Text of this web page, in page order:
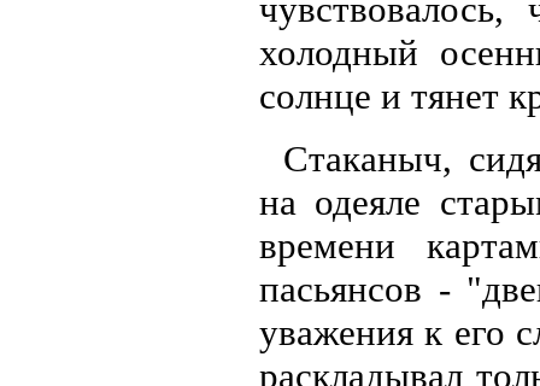
холодный
солнце и тянет
Стаканыч,
на одеяле
времени
пасьянсов -
уважения к его
раскладывал